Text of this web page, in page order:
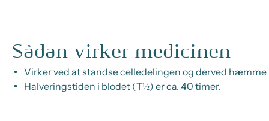
Sådan virker medicinen
Virker ved at standse celledelingen og derved
Halveringstiden i blodet (T½) er ca. 40 timer.